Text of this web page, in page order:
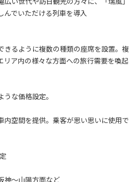
んでいただける列車を導入
るように複数の種類の座席を設置。複
リア内の様々な方面への旅行需要を喚起
な価格設定。
空間を提供。乗客が思い思いに使用で
神～山陽方面など